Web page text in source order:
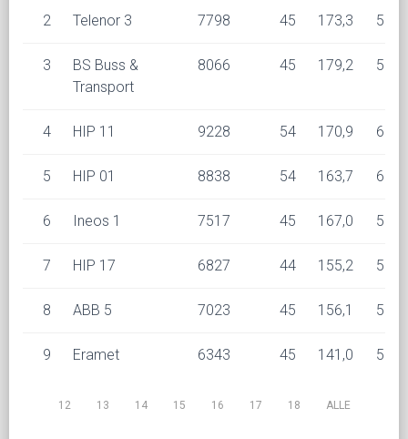
2 Telenor 3 7798 45 173,3 5
3
BS Buss &
Transport
8066 45 179,2 5
4 HIP 11 9228 54 170,9 6
5 HIP 01 8838 54 163,7 6
6 Ineos 1 7517 45 167,0 5
7 HIP 17 6827 44 155,2 5
8 ABB 5 7023 45 156,1 5
9 Eramet 6343 45 141,0 5
12 13 14 15 16 17 18 ALLE